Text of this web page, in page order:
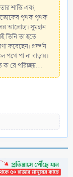
শাস্তি এবং
পৃথক পৃথক
আলোচ্য। সুমহান
তিনি তা হতে
করেছেন। প্রদর্শন
পথে পা না বাড়ায়।
ক'রে পরিচ্ছন্ন...